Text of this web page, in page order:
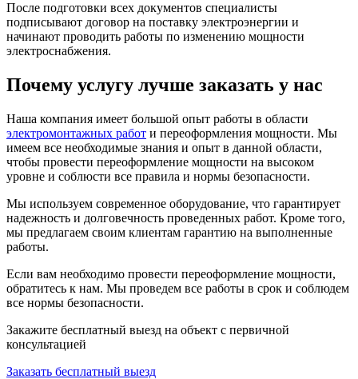
После подготовки всех документов специалисты
подписывают договор на поставку электроэнергии и
начинают проводить работы по изменению мощности
электроснабжения.
Почему услугу лучше заказать у нас
Наша компания имеет большой опыт работы в области
электромонтажных работ и переоформления мощности. Мы
имеем все необходимые знания и опыт в данной области,
чтобы провести переоформление мощности на высоком
уровне и соблюсти все правила и нормы безопасности.
Мы используем современное оборудование, что гарантирует
надежность и долговечность проведенных работ. Кроме того,
мы предлагаем своим клиентам гарантию на выполненные
работы.
Если вам необходимо провести переоформление мощности,
обратитесь к нам. Мы проведем все работы в срок и соблюдем
все нормы безопасности.
Закажите бесплатный выезд на объект с первичной
консультацией
Заказать бесплатный выезд